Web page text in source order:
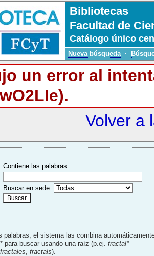
Bibliotecas
Facultad de
Catálogo único
Nueva búsqueda ·
un error al
Volver a
Contiene laspalabras:
Buscar en sede:
palabras; el sistema las combina
con un AND. Use * para buscar usando una raíz (p.ej.fractal*
,fractales ,fractals).